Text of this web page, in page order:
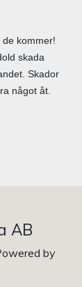
kommer!
skada
Skador
något åt.
AB
by